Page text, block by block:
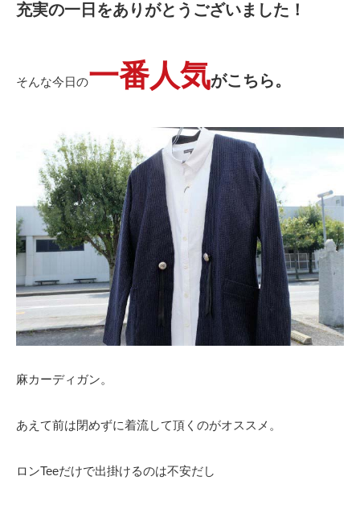
充実の一日をありがとうございました！
そんな今日の一番人気がこちら。
麻カーディガン。
あえて前は閉めずに着流して頂くのがオススメ。
ロンTeeだけで出掛けるのは不安だし